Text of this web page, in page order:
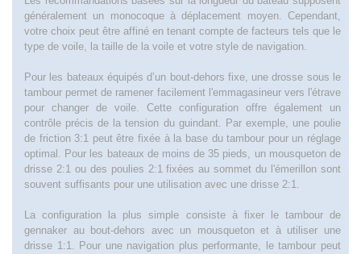
généralement un monocoque à déplacement moyen. Cependant,
votre choix peut être affiné en tenant compte de facteurs tels que le
type de voile, la taille de la voile et votre style de navigation.
Pour les bateaux équipés d’un bout-dehors fixe, une drosse sous le
tambour permet de ramener facilement l'emmagasineur vers l'étrave
pour changer de voile. Cette configuration offre également un
contrôle précis de la tension du guindant. Par exemple, une poulie
de friction 3:1 peut être fixée à la base du tambour pour un réglage
optimal. Pour les bateaux de moins de 35 pieds, un mousqueton de
drisse 2:1 ou des poulies 2:1 fixées au sommet du l'émerillon sont
souvent suffisants pour une utilisation avec une drisse 2:1.
La configuration la plus simple consiste à fixer le tambour de
gennaker au bout-dehors avec un mousqueton et à utiliser une
drisse 1:1. Pour une navigation plus performante, le tambour peut